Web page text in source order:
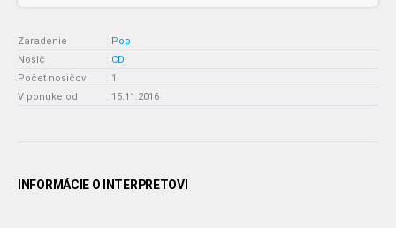
Zaradenie : Pop
Nosič
: CD
Počet nosičov
: 1
V ponuke od
: 15.11.2016
INFORMÁCIE O INTERPRETOVI